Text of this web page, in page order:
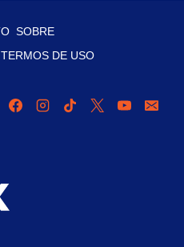
SOBRE
TERMOS DE USO